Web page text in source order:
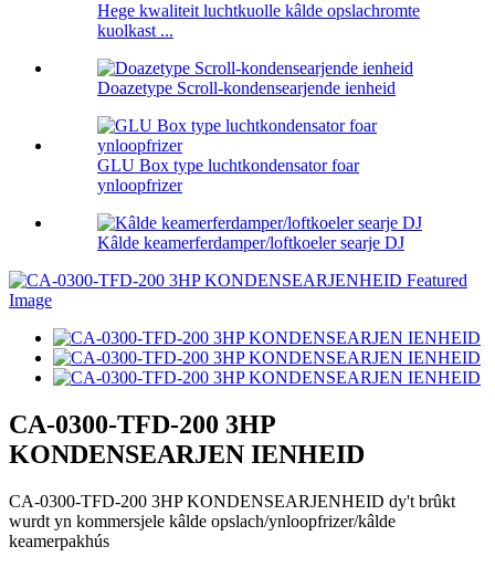
Hege kwaliteit luchtkuolle kâlde opslachromte
kuolkast ...
Doazetype Scroll-kondensearjende ienheid
GLU Box type luchtkondensator foar
ynloopfrizer
Kâlde keamerferdamper/loftkoeler searje DJ
CA-0300-TFD-200 3HP
KONDENSEARJEN IENHEID
CA-0300-TFD-200 3HP KONDENSEARJENHEID dy't brûkt
wurdt yn kommersjele kâlde opslach/ynloopfrizer/kâlde
keamerpakhús